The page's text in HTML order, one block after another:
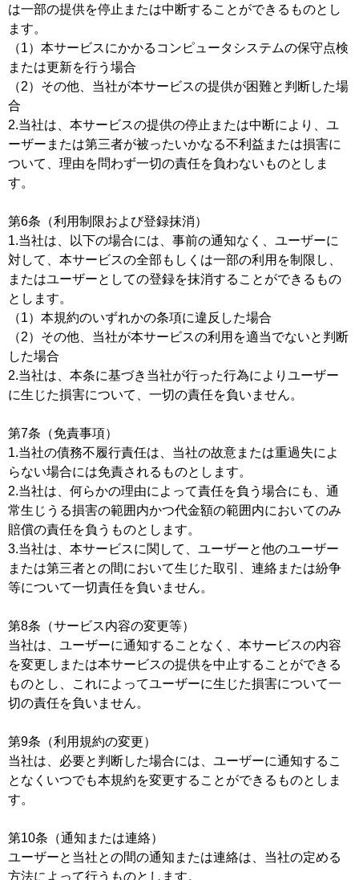
は一部の提供を停止または中断することができるものとし
ます。
（1）本サービスにかかるコンピュータシステムの保守点検
または更新を行う場合
（2）その他、当社が本サービスの提供が困難と判断した場
合
2.当社は、本サービスの提供の停止または中断により、ユ
ーザーまたは第三者が被ったいかなる不利益または損害に
ついて、理由を問わず一切の責任を負わないものとしま
す。
第6条（利用制限および登録抹消）
1.当社は、以下の場合には、事前の通知なく、ユーザーに
対して、本サービスの全部もしくは一部の利用を制限し、
またはユーザーとしての登録を抹消することができるもの
とします。
（1）本規約のいずれかの条項に違反した場合
（2）その他、当社が本サービスの利用を適当でないと判断
した場合
2.当社は、本条に基づき当社が行った行為によりユーザー
に生じた損害について、一切の責任を負いません。
第7条（免責事項）
1.当社の債務不履行責任は、当社の故意または重過失によ
らない場合には免責されるものとします。
2.当社は、何らかの理由によって責任を負う場合にも、通
常生じうる損害の範囲内かつ代金額の範囲内においてのみ
賠償の責任を負うものとします。
3.当社は、本サービスに関して、ユーザーと他のユーザー
または第三者との間において生じた取引、連絡または紛争
等について一切責任を負いません。
第8条（サービス内容の変更等）
当社は、ユーザーに通知することなく、本サービスの内容
を変更しまたは本サービスの提供を中止することができる
ものとし、これによってユーザーに生じた損害について一
切の責任を負いません。
第9条（利用規約の変更）
当社は、必要と判断した場合には、ユーザーに通知するこ
となくいつでも本規約を変更することができるものとしま
す。
第10条（通知または連絡）
ユーザーと当社との間の通知または連絡は、当社の定める
方法によって行うものとします。